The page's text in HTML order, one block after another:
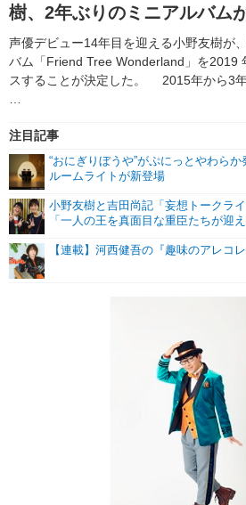
グッズ
声優
舞台
ラキりす
番組・動画一覧
動画
連載・ブログ
連載・ブログ一覧
編集部ブログ・お知らせ
樹、2年ぶりのミニアルバム
声優デビュー14年目を迎える小野友樹が
バム「Friend Tree Wonderland」を2019
スすることが決定した。 2015年から3
注目記事
“おにぎりぼうや”がぷにっとやわら
ルームライトが新登場
小野友樹と吉田尚記「妄想トークラ
「一人の王を真面目な重臣たちが迎
【連載】河西健吾の『趣味のアレコレ